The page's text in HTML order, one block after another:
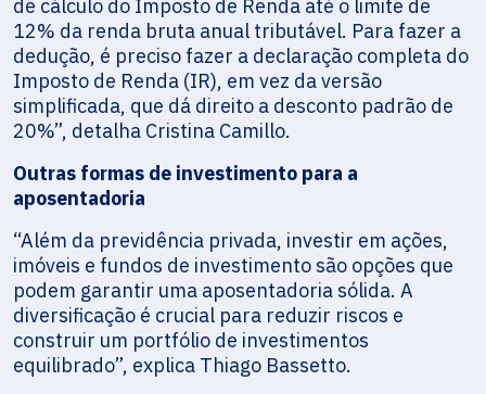
de cálculo do Imposto de Renda até o limite de
12% da renda bruta anual tributável. Para fazer a
dedução, é preciso fazer a declaração completa do
Imposto de Renda (IR), em vez da versão
simplificada, que dá direito a desconto padrão de
20%”, detalha Cristina Camillo.
Outras formas de investimento para a
aposentadoria
“Além da previdência privada, investir em ações,
imóveis e fundos de investimento são opções que
podem garantir uma aposentadoria sólida. A
diversificação é crucial para reduzir riscos e
construir um portfólio de investimentos
equilibrado”, explica Thiago Bassetto.